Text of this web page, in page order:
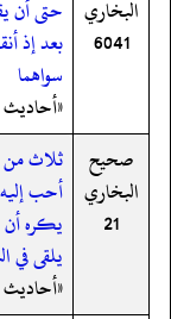
البخاري
6041
حتى أن
بعد إذ
سواهما
صحيح
البخاري
21
ثلاث من
أحب
يكره أن
يلقى في